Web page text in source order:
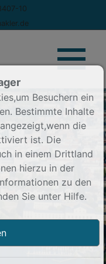
vor Ort
10
Besuchern ein
Bestimmte Inhalte
die
ist. Die
in einem Drittland
hierzu in der
zu den
Sie unter Hilfe.